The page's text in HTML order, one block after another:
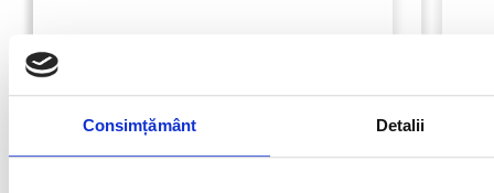
Consimțământ Detalii
Rav Tools